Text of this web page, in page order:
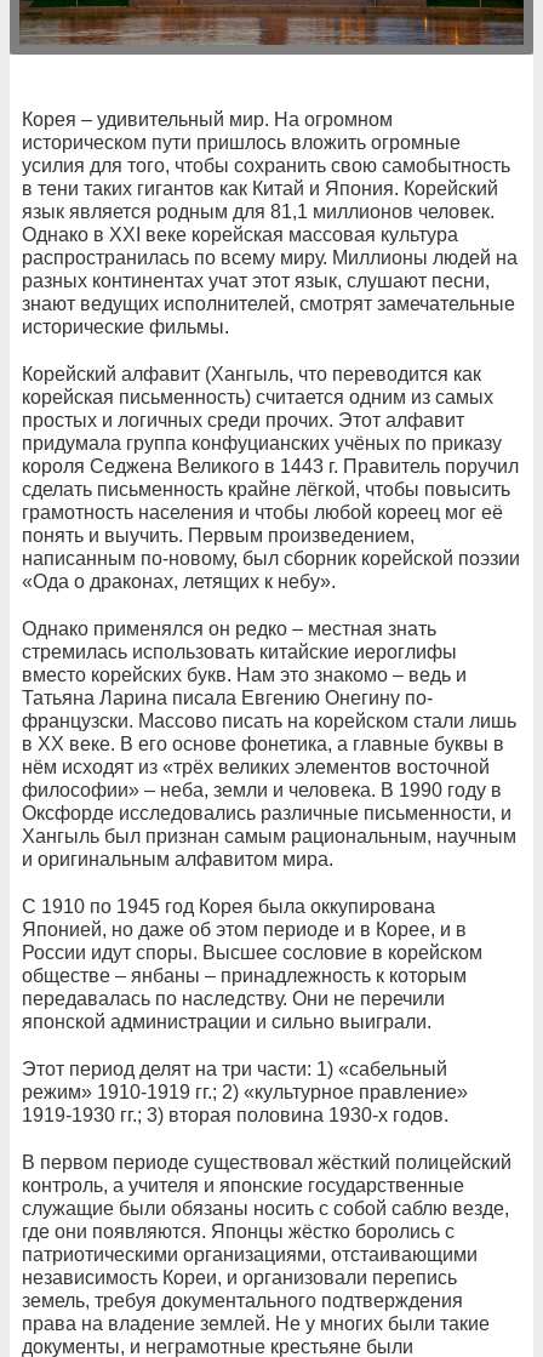
Корея – удивительный мир. На огромном
историческом пути пришлось вложить огромные
усилия для того, чтобы сохранить свою самобытность
в тени таких гигантов как Китай и Япония. Корейский
язык является родным для 81,1 миллионов человек.
Однако в XXI веке корейская массовая культура
распространилась по всему миру. Миллионы людей на
разных континентах учат этот язык, слушают песни,
знают ведущих исполнителей, смотрят замечательные
исторические фильмы.
Корейский алфавит (Хангыль, что переводится как
корейская письменность) считается одним из самых
простых и логичных среди прочих. Этот алфавит
придумала группа конфуцианских учёных по приказу
короля Седжена Великого в 1443 г. Правитель поручил
сделать письменность крайне лёгкой, чтобы повысить
грамотность населения и чтобы любой кореец мог её
понять и выучить. Первым произведением,
написанным по-новому, был сборник корейской поэзии
«Ода о драконах, летящих к небу».
Однако применялся он редко – местная знать
стремилась использовать китайские иероглифы
вместо корейских букв. Нам это знакомо – ведь и
Татьяна Ларина писала Евгению Онегину по-
французски. Массово писать на корейском стали лишь
в XX веке. В его основе фонетика, а главные буквы в
нём исходят из «трёх великих элементов восточной
философии» – неба, земли и человека. В 1990 году в
Оксфорде исследовались различные письменности, и
Хангыль был признан самым рациональным, научным
и оригинальным алфавитом мира.
С 1910 по 1945 год Корея была оккупирована
Японией, но даже об этом периоде и в Корее, и в
России идут споры. Высшее сословие в корейском
обществе – янбаны – принадлежность к которым
передавалась по наследству. Они не перечили
японской администрации и сильно выиграли.
Этот период делят на три части: 1) «сабельный
режим» 1910-1919 гг.; 2) «культурное правление»
1919-1930 гг.; 3) вторая половина 1930-х годов.
В первом периоде существовал жёсткий полицейский
контроль, а учителя и японские государственные
служащие были обязаны носить с собой саблю везде,
где они появляются. Японцы жёстко боролись с
патриотическими организациями, отстаивающими
независимость Кореи, и организовали перепись
земель, требуя документального подтверждения
права на владение землей. Не у многих были такие
документы, и неграмотные крестьяне были